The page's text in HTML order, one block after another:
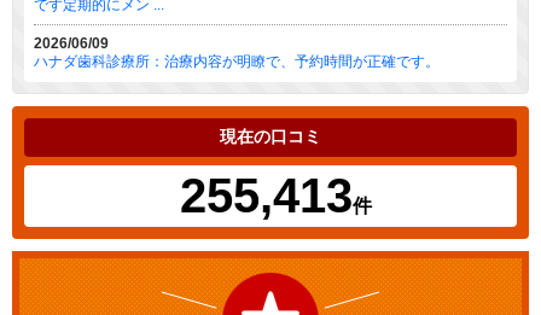
です定期的にメン ...
2026/06/09
ハナダ歯科診療所：治療内容が明瞭で、予約時間が正確です。
現在の口コミ
255,413件